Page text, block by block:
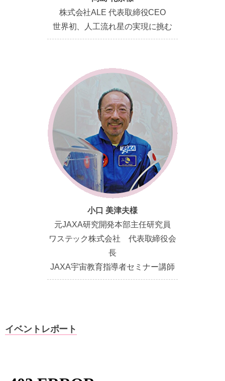
株式会社ALE 代表取締役CEO
世界初、人工流れ星の実現に挑む
小口 美津夫様
元JAXA研究開発本部主任研究員
ワステック株式会社 代表取締役会
長
JAXA宇宙教育指導者セミナー講師
イベントレポート